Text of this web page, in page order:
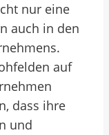
nur eine
auch in den
auf
dass ihre
und